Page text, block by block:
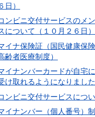
日）
ンビニ交付サービスのメ
について（１０月２６日）
イナ保険証（国民健康保
齢者医療制度）
イナンバーカードが自宅
け取れるようになりました
ンビニ交付サービスにつ
イナンバー（個人番号）